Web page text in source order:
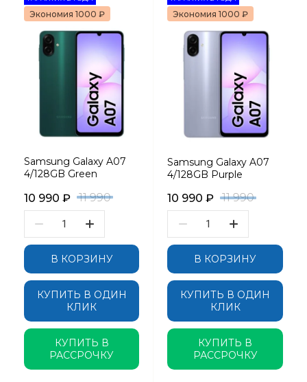
Экономия 1000 ₽
Samsung Galaxy A07
4/128GB Green
10 990 ₽ 11 990
В КОРЗИНУ
КУПИТЬ В ОДИН
КЛИК
КУПИТЬ В
РАССРОЧКУ
Экономия 1000 ₽
Samsung Galaxy A07
4/128GB Purple
10 990 ₽ 11 990
В КОРЗИНУ
КУПИТЬ В ОДИН
КЛИК
КУПИТЬ В
РАССРОЧКУ